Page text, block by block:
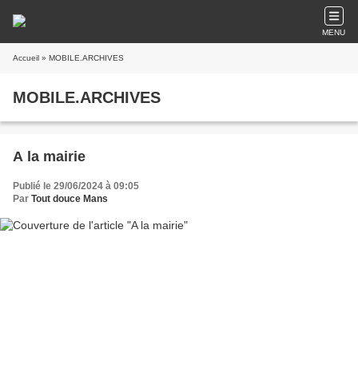
MENU
Accueil » MOBILE.ARCHIVES
MOBILE.ARCHIVES
A la mairie
Publié le 29/06/2024 à 09:05
Par Tout douce Mans